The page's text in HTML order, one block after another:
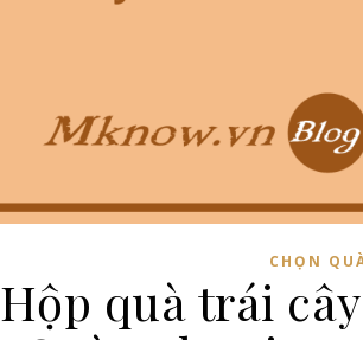
CHỌN
Hộp quà trái